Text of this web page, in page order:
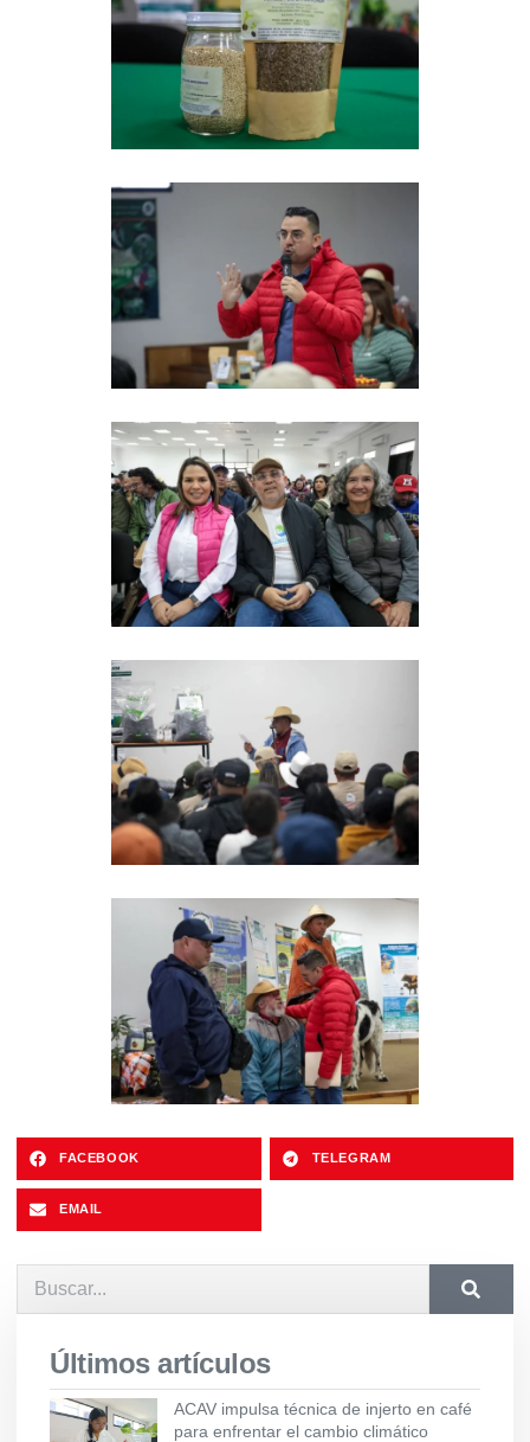
FACEBOOK TELEGRAM
EMAIL
Últimos artículos
ACAV impulsa técnica de injerto en café
para enfrentar el cambio climático